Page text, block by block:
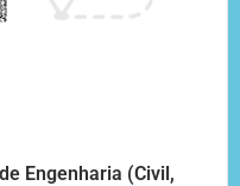
Engenharia (Civil,